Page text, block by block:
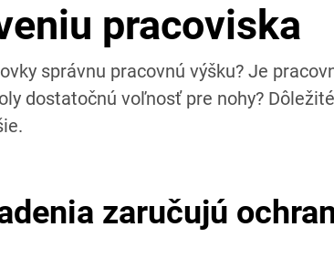
pracoviska
správnu pracovnú výšku? Je
dostatočnú voľnosť pre nohy?
zaručujú